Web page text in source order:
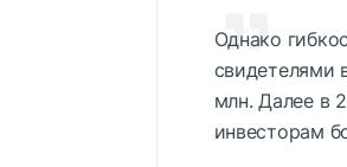
Однако
свидетелями
млн. Далее в
инвесторам